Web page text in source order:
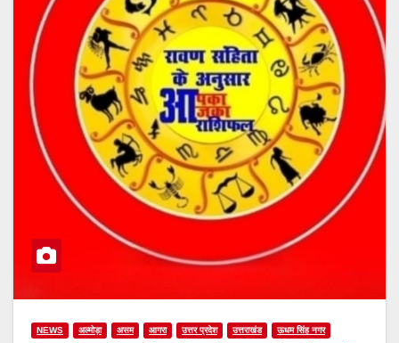
NEWS अल्मोड़ा असम आगरा उत्तर प्रदेश उत्तराखंड ऊधम सिंह नगर